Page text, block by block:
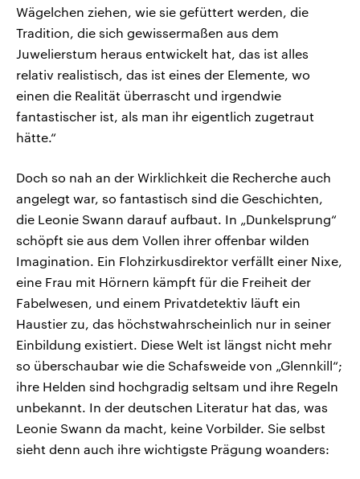
Wägelchen ziehen, wie sie gefüttert werden, die
Tradition, die sich gewissermaßen aus dem
Juwelierstum heraus entwickelt hat, das ist alles
relativ realistisch, das ist eines der Elemente, wo
einen die Realität überrascht und irgendwie
fantastischer ist, als man ihr eigentlich zugetraut
hätte.“
Doch so nah an der Wirklichkeit die Recherche auch
angelegt war, so fantastisch sind die Geschichten,
die Leonie Swann darauf aufbaut. In „Dunkelsprung“
schöpft sie aus dem Vollen ihrer offenbar wilden
Imagination. Ein Flohzirkusdirektor verfällt einer Nixe,
eine Frau mit Hörnern kämpft für die Freiheit der
Fabelwesen, und einem Privatdetektiv läuft ein
Haustier zu, das höchstwahrscheinlich nur in seiner
Einbildung existiert. Diese Welt ist längst nicht mehr
so überschaubar wie die Schafsweide von „Glennkill“;
ihre Helden sind hochgradig seltsam und ihre Regeln
unbekannt. In der deutschen Literatur hat das, was
Leonie Swann da macht, keine Vorbilder. Sie selbst
sieht denn auch ihre wichtigste Prägung woanders: